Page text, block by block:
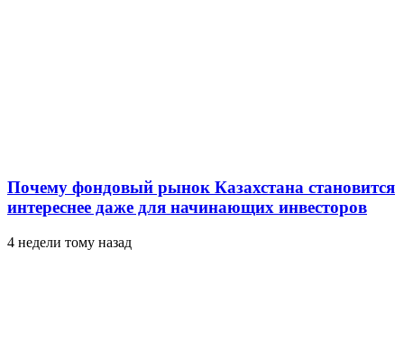
Почему фондовый рынок Казахстана становится
интереснее даже для начинающих инвесторов
4 недели тому назад